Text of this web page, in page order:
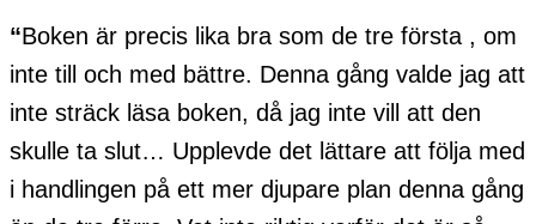
“Boken är precis lika bra som de tre första , om
inte till och med bättre. Denna gång valde jag att
inte sträck läsa boken, då jag inte vill att den
skulle ta slut… Upplevde det lättare att följa med
i handlingen på ett mer djupare plan denna gång